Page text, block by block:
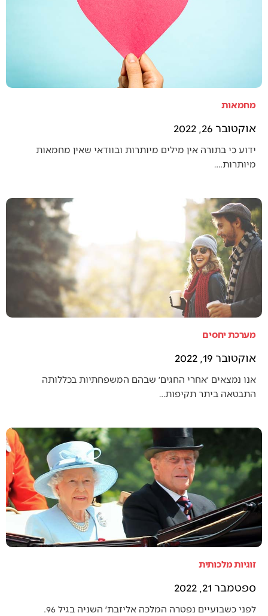
מחמאות
אוקטובר 26, 2022
ידוע כי בתורה אין מילים מיותרות ובוודאי שאין מחמאות
מיותרות.…
מערכת יחסים
אוקטובר 19, 2022
אנו נמצאים ׳אחרי החגים׳ שבהם המשפחתיות בכללותה
התבטאה ביתר תקיפות…
זוגיות מלכותית
ספטמבר 21, 2022
לפני כשבועיים נפטרה המלכה אליזבת׳ השניה בגיל 96.